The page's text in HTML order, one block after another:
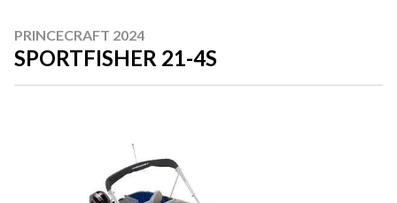
PRINCECRAFT 2024
SPORTFISHER 21-4S